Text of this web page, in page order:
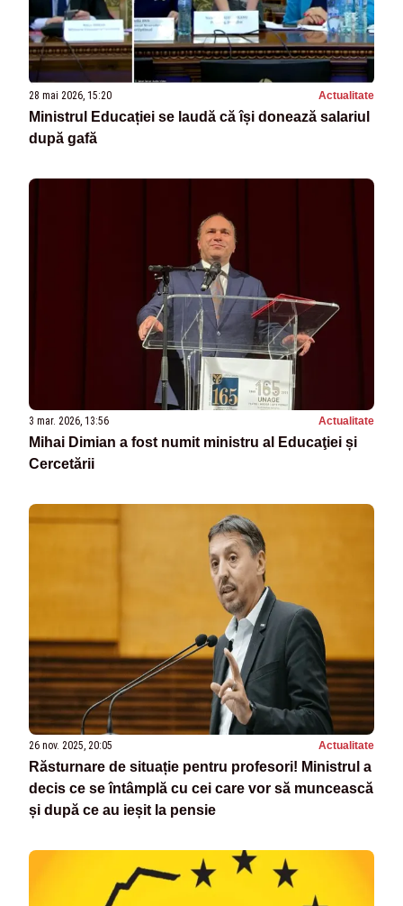
28 mai 2026, 15:20 Actualitate
Ministrul Educației se laudă că își donează salariul
după gafă
3 mar. 2026, 13:56 Actualitate
Mihai Dimian a fost numit ministru al Educaţiei și
Cercetării
26 nov. 2025, 20:05 Actualitate
Răsturnare de situație pentru profesori! Ministrul a
decis ce se întâmplă cu cei care vor să muncească
și după ce au ieșit la pensie